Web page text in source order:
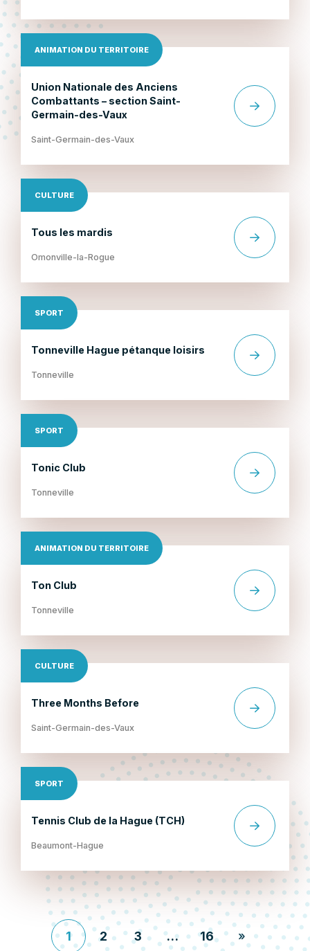
ANIMATION DU TERRITOIRE
Union Nationale des Anciens
Combattants – section Saint-
Germain-des-Vaux
Saint-Germain-des-Vaux
CULTURE
Tous les mardis
Omonville-la-Rogue
SPORT
Tonneville Hague pétanque loisirs
Tonneville
SPORT
Tonic Club
Tonneville
ANIMATION DU TERRITOIRE
Ton Club
Tonneville
CULTURE
Three Months Before
Saint-Germain-des-Vaux
SPORT
Tennis Club de la Hague (TCH)
Beaumont-Hague
1 2 3 … 16 »